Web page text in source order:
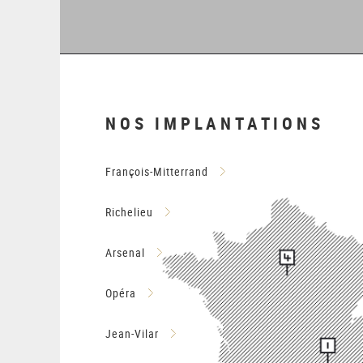
NOS IMPLANTATIONS
François-Mitterrand
Richelieu
Arsenal
Opéra
Jean-Vilar